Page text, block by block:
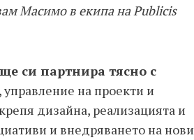
Масимо в екипа на Publicis
си партнира тясно с
, управление на проекти и
дизайна, реализацията и
и внедряването на нови